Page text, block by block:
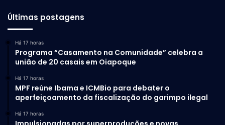
Últimas postagens
Há 17 horas
Programa “Casamento na Comunidade” celebra a
união de 20 casais em Oiapoque
Há 17 horas
MPF reúne Ibama e ICMBio para debater o
aperfeiçoamento da fiscalização do garimpo ilegal
Há 17 horas